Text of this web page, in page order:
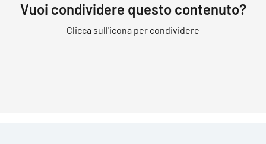
Vuoi condividere questo contenuto?
Clicca sull'icona per condividere